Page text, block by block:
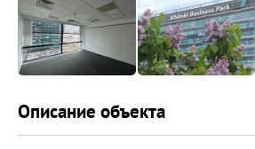
Описание объекта